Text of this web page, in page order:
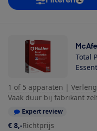
Total
1 of 5 apparaten |
Vaak duur bij fabrikant
Expert review
€ 8,-Richtprijs